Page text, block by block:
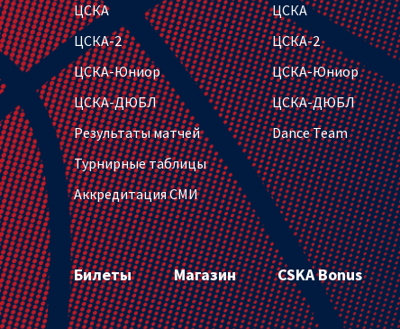
ЦСКА
ЦСКА-2
ЦСКА-Юниор
ЦСКА-ДЮБЛ
Результаты матчей
Турнирные таблицы
Аккредитация СМИ
ЦСКА
ЦСКА-2
ЦСКА-Юниор
ЦСКА-ДЮБЛ
Dance Team
Билеты Магазин CSKA Bonus